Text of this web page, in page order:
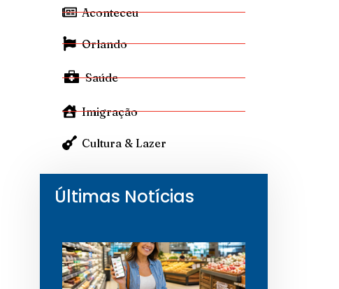
Aconteceu
Orlando
Saúde
Imigração
Cultura & Lazer
Últimas Notícias